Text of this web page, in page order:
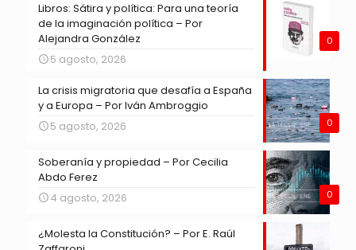
0
Libros: Sátira y política: Para una teoría
de la imaginación política – Por
Alejandra González
5 agosto, 2026
0
La crisis migratoria que desafía a España
y a Europa – Por Iván Ambroggio
5 agosto, 2026
0
Soberanía y propiedad – Por Cecilia
Abdo Ferez
4 agosto, 2026
¿Molesta la Constitución? – Por E. Raúl